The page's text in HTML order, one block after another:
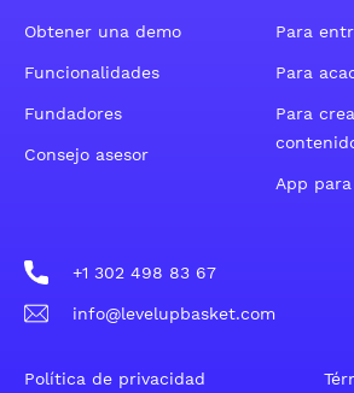
Obtener una demo
Funcionalidades
Fundadores
Consejo asesor
Para
Para
Para
App
+1 302 498 83 67
info@levelupbasket.com
Política de privacidad